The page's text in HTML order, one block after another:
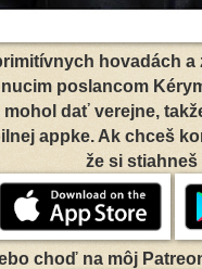
hovadách
poslancom
mohol dať verejne,
appke. Ak chceš
že si stiahneš
choď na môj